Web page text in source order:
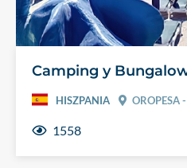
Camping y
HISZPANIA OROPESA
1558